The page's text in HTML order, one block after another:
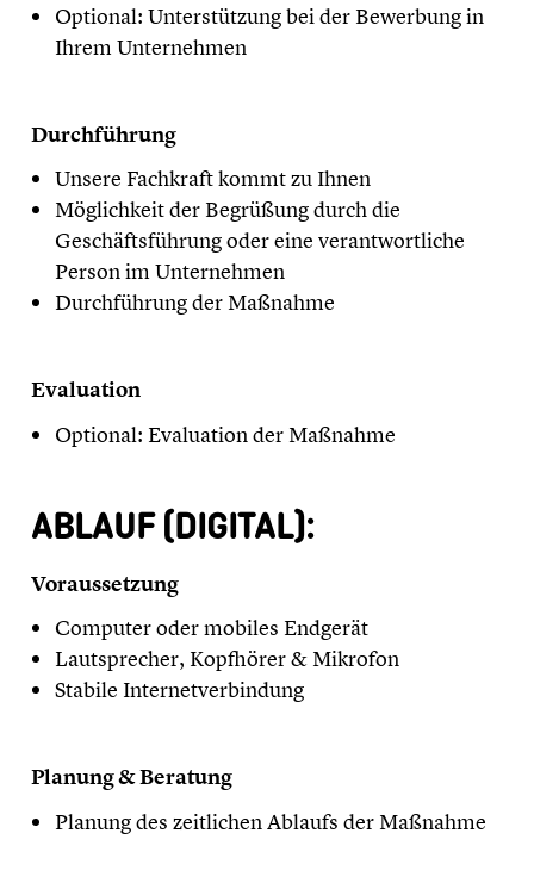
Optional: Unterstützung bei der Bewerbung in
Ihrem Unternehmen
Durchführung
Unsere Fachkraft kommt zu Ihnen
Möglichkeit der Begrüßung durch die
Geschäftsführung oder eine verantwortliche
Person im Unternehmen
Durchführung der Maßnahme
Evaluation
Optional: Evaluation der Maßnahme
ABLAUF (DIGITAL):
Voraussetzung
Computer oder mobiles Endgerät
Lautsprecher, Kopfhörer & Mikrofon
Stabile Internetverbindung
Planung & Beratung
Planung des zeitlichen Ablaufs der Maßnahme